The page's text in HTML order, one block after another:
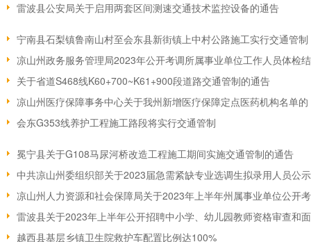
雷波县公安局关于启用两套区间测速交通技术监控设备的通告
宁南县石梨镇鲁南山村至会东县新街镇上中村公路施工实行交通管制
凉山州政务服务管理局2023年公开考调所属事业单位工作人员体检结
关于省道S468线K60+700~K61+900段道路交通管制的通告
凉山州医疗保障事务中心关于我州新增医疗保障定点医药机构名单的
会东G353线养护工程施工路段将实行交通管制
冕宁县关于G108马尿河桥改造工程施工期间实施交通管制的通告
中共凉山州委组织部关于2023届急需紧缺专业选调生拟录用人员公示
凉山州人力资源和社会保障局关于2023年上半年州属事业单位公开考
雷波县关于2023年上半年公开招聘中小学、幼儿园教师资格审查和面
越西县基层乡镇卫生院救护车配置比例达100%